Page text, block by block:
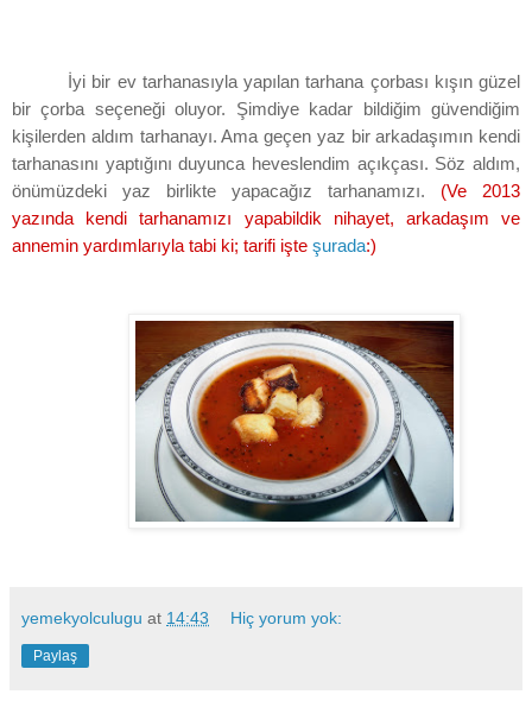
İyi bir ev tarhanasıyla yapılan tarhana çorbası kışın güzel
bir çorba seçeneği oluyor. Şimdiye kadar bildiğim güvendiğim
kişilerden aldım tarhanayı. Ama geçen yaz bir arkadaşımın kendi
tarhanasını yaptığını duyunca heveslendim açıkçası. Söz aldım,
önümüzdeki yaz birlikte yapacağız tarhanamızı. (Ve 2013
yazında kendi tarhanamızı yapabildik nihayet, arkadaşım ve
annemin yardımlarıyla tabi ki; tarifi işte şurada:)
yemekyolculugu at 14:43 Hiç yorum yok:
Paylaş